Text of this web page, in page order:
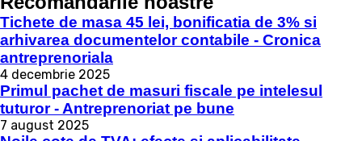
Tichete de masa 45 lei, bonificatia de 3% si
arhivarea documentelor contabile - Cronica
antreprenoriala
4 decembrie 2025
Primul pachet de masuri fiscale pe intelesul
tuturor - Antreprenoriat pe bune
7 august 2025